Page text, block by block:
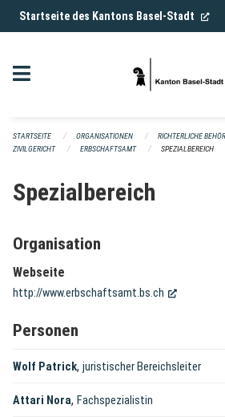
Navigation überspringen
Startseite des Kantons Basel-Stadt
STARTSEITE ORGANISATIONEN RICHTERLICHE
ZIVILGERICHT
ERBSCHAFTSAMT SPEZIALBEREICH
Spezialbereich
Organisation
Webseite
http://www.erbschaftsamt.bs.ch (External
Personen
Wolf Patrick, juristischer Bereichsleiter
Attari Nora, Fachspezialistin